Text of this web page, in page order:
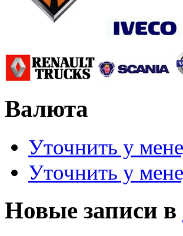
Валюта
Уточнить у
Уточнить у
Новые записи в